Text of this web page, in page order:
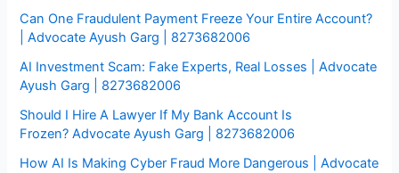
Can One Fraudulent Payment Freeze Your Entire Account?
| Advocate Ayush Garg | 8273682006
AI Investment Scam: Fake Experts, Real Losses | Advocate
Ayush Garg | 8273682006
Should I Hire A Lawyer If My Bank Account Is
Frozen? Advocate Ayush Garg | 8273682006
How AI Is Making Cyber Fraud More Dangerous | Advocate